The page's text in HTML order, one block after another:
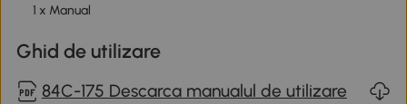
1 x Manual
Ghid de utilizare
84C-175 Descarca manualul de utilizare